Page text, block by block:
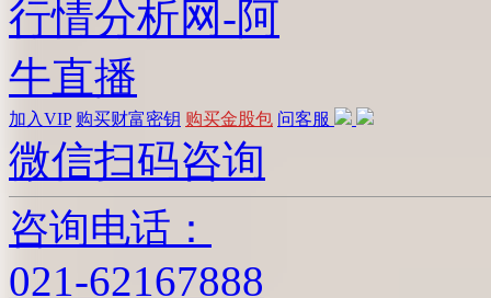
加入VIP 购买财富密钥 购买金股包 问客服
微信扫码咨询
咨询电话：
021-62167888